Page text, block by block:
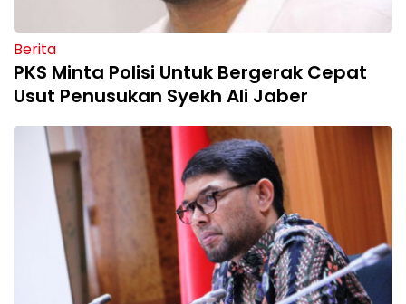
Berita
PKS Minta Polisi Untuk Bergerak Cepat
Usut Penusukan Syekh Ali Jaber